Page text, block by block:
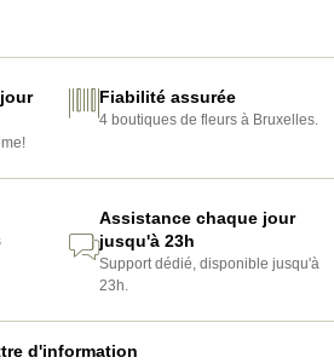
Fiabilité assurée
4 boutiques de fleurs à Bruxelles.
Assistance chaque jour
jusqu'à 23h
Support dédié, disponible jusqu'à
23h.
d'information